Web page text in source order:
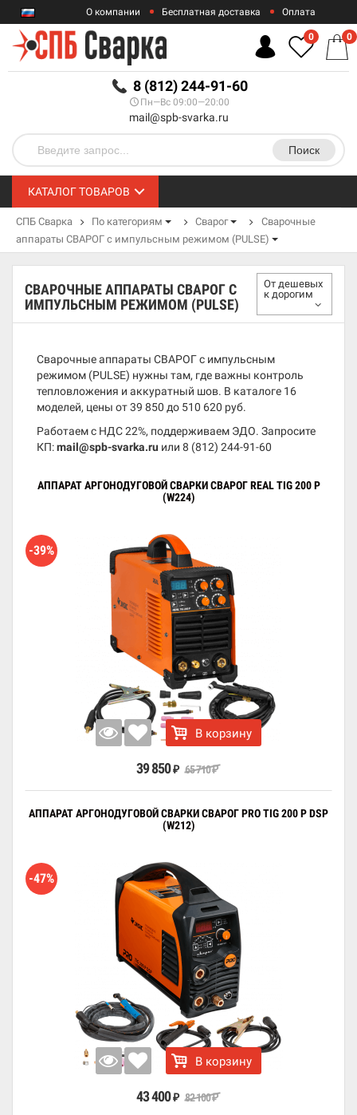
RUB
О компании Бесплатная доставка Оплата
Гарантии
8 (812) 244-91-60
Пн—Вс 09:00—20:00
mail@spb-svarka.ru
Поиск
0 0
КАТАЛОГ ТОВАРОВ
СПБ Сварка По категориям Сварог
Сварочные
аппараты СВАРОГ с импульсным режимом (PULSE)
СВАРОЧНЫЕ АППАРАТЫ СВАРОГ С
ИМПУЛЬСНЫМ РЕЖИМОМ (PULSE)
От дешевых
к дорогим
Сварочные аппараты СВАРОГ с импульсным
режимом (PULSE) нужны там, где важны контроль
тепловложения и аккуратный шов. В каталоге 16
моделей, цены от 39 850 до 510 620 руб.
Работаем с НДС 22%, поддерживаем ЭДО. Запросите
КП:mail@spb-svarka.ru или 8 (812) 244-91-60
АППАРАТ АРГОНОДУГОВОЙ СВАРКИ СВАРОГ REAL TIG 200 P
(W224)
-39%
В корзину
39 850 ₽ 65 710₽
АППАРАТ АРГОНОДУГОВОЙ СВАРКИ СВАРОГ PRO TIG 200 P DSP
(W212)
-47%
В корзину
43 400 ₽ 82 100₽